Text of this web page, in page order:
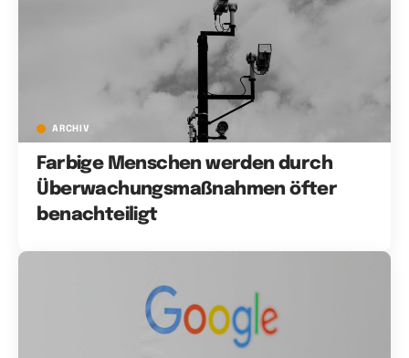
ARCHIV
Farbige Menschen werden durch
Überwachungsmaßnahmen öfter
benachteiligt